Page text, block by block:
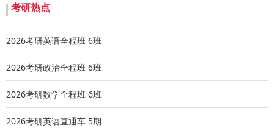
Part 3 报名和活动安排
生的2026届优秀本科应届毕业生。
（2）具备良好的数理及英语基础，对光学工程、电子信息
（光电信息工程）专业有浓厚兴趣。
02 报名时间
考研热点
2026考研英语全程班 6班
2026考研政治全程班 6班
2026考研数学全程班 6班
2026考研英语直通车 5期